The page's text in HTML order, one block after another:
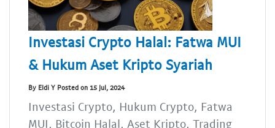
Investasi Crypto Halal: Fatwa MUI
& Hukum Aset Kripto Syariah
By Eldi Y Posted on 15 Jul, 2024
Investasi Crypto, Hukum Crypto, Fatwa
MUI, Bitcoin Halal, Aset Kripto, Trading